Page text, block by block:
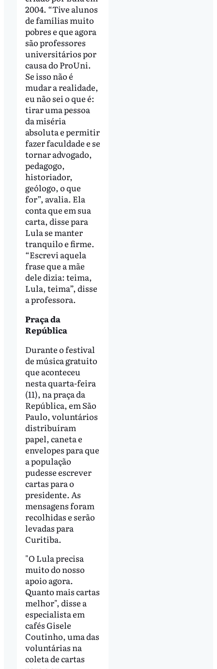
2004. “Tive alunos
de famílias muito
pobres e que agora
são professores
universitários por
causa do ProUni.
Se isso não é
mudar a realidade,
eu não sei o que é:
tirar uma pessoa
da miséria
absoluta e permitir
fazer faculdade e se
tornar advogado,
pedagogo,
historiador,
geólogo, o que
for”, avalia. Ela
conta que em sua
carta, disse para
Lula se manter
tranquilo e firme.
“Escrevi aquela
frase que a mãe
dele dizia: teima,
Lula, teima”, disse
a professora.
Praça da
República
Durante o festival
de música gratuito
que aconteceu
nesta quarta-feira
(11), na praça da
República, em São
Paulo, voluntários
distribuíram
papel, caneta e
envelopes para que
a população
pudesse escrever
cartas para o
presidente. As
mensagens foram
recolhidas e serão
levadas para
Curitiba.
"O Lula precisa
muito do nosso
apoio agora.
Quanto mais cartas
melhor", disse a
especialista em
cafés Gisele
Coutinho, uma das
voluntárias na
coleta de cartas